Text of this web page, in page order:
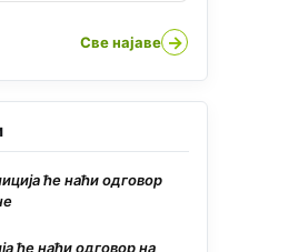
Све најаве →
ће наћи одговор
ће наћи одговор на